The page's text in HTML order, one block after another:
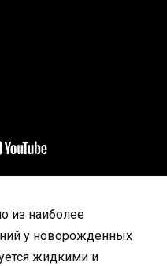
из наиболее
у новорожденных
жидкими и